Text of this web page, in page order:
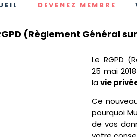
DEVENEZ MEMBRE
(Règlement Général
Le RGPD
25 mai
lavie
Ce
pourquoi
de vos